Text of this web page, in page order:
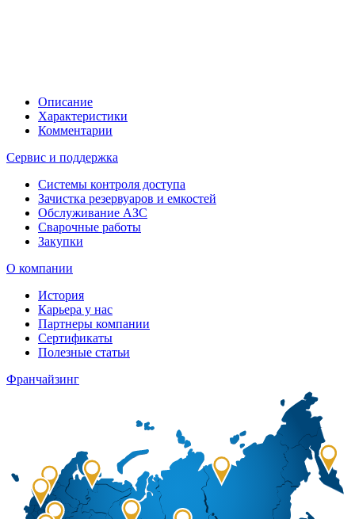
Описание
Характеристики
Комментарии
Сервис и поддержка
Системы контроля доступа
Зачистка резервуаров и емкостей
Обслуживание АЗС
Сварочные работы
Закупки
О компании
История
Карьера у нас
Партнеры компании
Сертификаты
Полезные статьи
Франчайзинг